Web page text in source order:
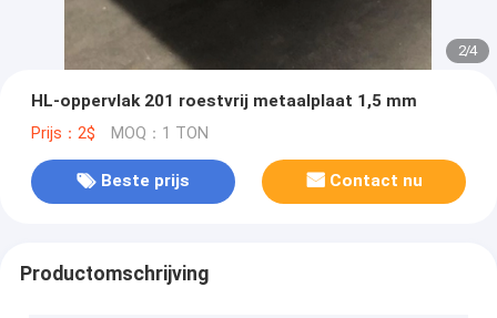
2/4
HL-oppervlak 201 roestvrij metaalplaat 1,5 mm
Prijs：2$ MOQ：1 TON
Beste prijs Contact nu
Productomschrijving